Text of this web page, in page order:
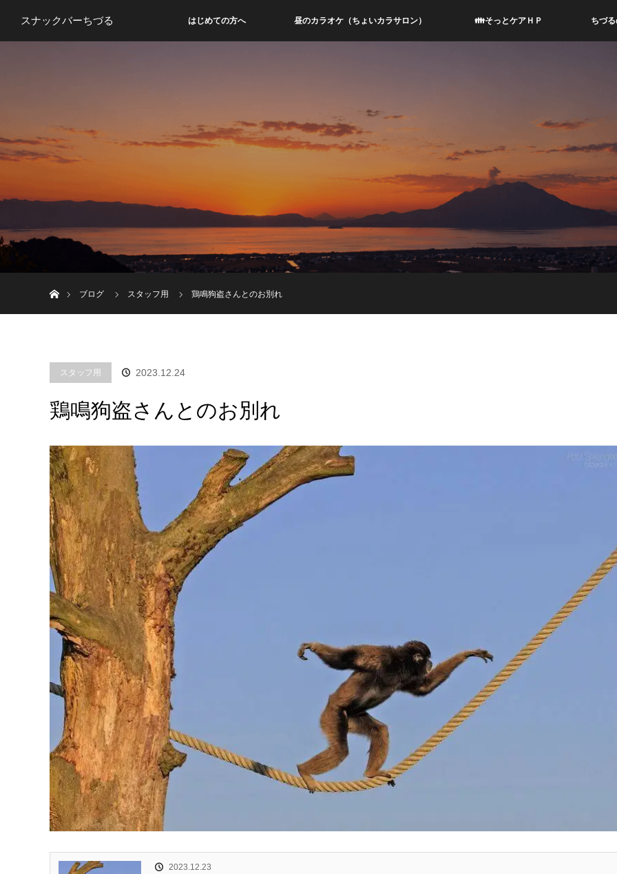
スナックバーちづる はじめての方へ 昼のカラオケ（ちょいカラサロン） 👪そっとケアＨＰ ちづる
ブログ
スタッフ用 鶏鳴狗盗さんとのお別れ
スタッフ用 2023.12.24
鶏鳴狗盗さんとのお別れ
2023.12.23